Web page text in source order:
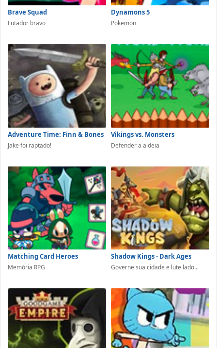
Brave Squad
Lutador bravo
Dynamons 5
Pokemon
Adventure Time: Finn & Bones
Jake foi raptado!
Vikings vs. Monsters
Defender a aldeia
Matching Card Heroes
Memória RPG
Shadow Kings - Dark Ages
Governe sua cidade e lute lado...